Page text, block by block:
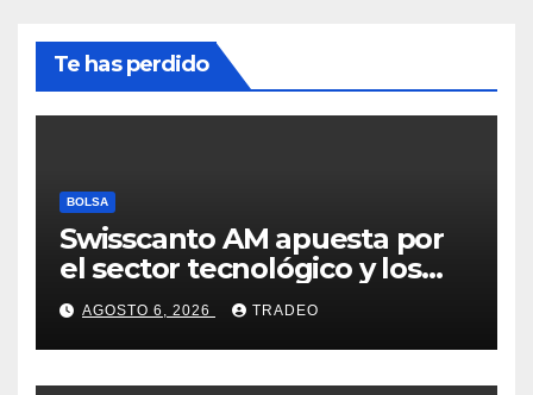
Te has perdido
BOLSA
Swisscanto AM apuesta por
el sector tecnológico y los
valores cíclicos para ganar en
bolsa
AGOSTO 6, 2026 TRADEO